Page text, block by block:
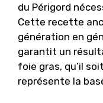
du Périgord
Cette recette
génération en
garantit un
foie gras, qu’il
représente la